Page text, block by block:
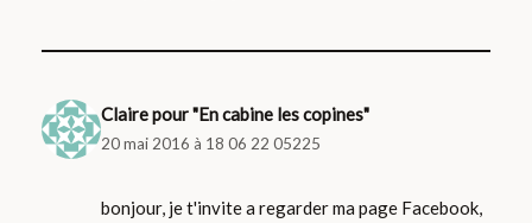
Claire pour "En cabine les copines"
20 mai 2016 à 18 06 22 05225
bonjour, je t'invite a regarder ma page Facebook,